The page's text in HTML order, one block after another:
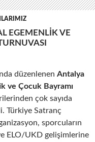
EGEMENLIK VE
düzenlenen Antalya
ve Çocuk Bayramı
çok sayıda
Türkiye Satranç
sporcuların
ELO/UKD gelişimlerine